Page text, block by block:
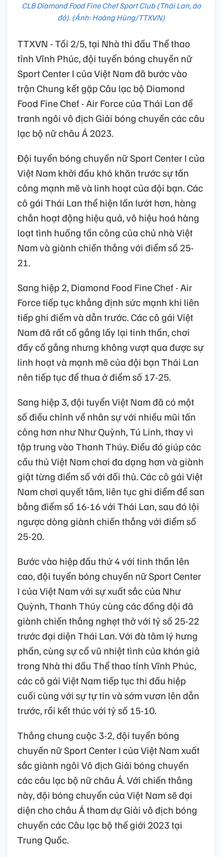
CLB Diamond Food Fine Chef Sport Club (Thái Lan, áo
đỏ). (Ảnh: Hoàng Hùng/TTXVN)
TTXVN - Tối 2/5, tại Nhà thi đấu Thể thao
tỉnh Vĩnh Phúc, đội tuyển bóng chuyền nữ
Sport Center I của Việt Nam đã bước vào
trận Chung kết gặp Câu lạc bộ Diamond
Food Fine Chef - Air Force của Thái Lan để
tranh ngôi vô địch Giải bóng chuyền các câu
lạc bộ nữ châu Á 2023.
Đội tuyển bóng chuyền nữ Sport Center I của
Việt Nam khởi đầu khó khăn trước sự tấn
công mạnh mẽ và linh hoạt của đội bạn. Các
cô gái Thái Lan thể hiện lấn lướt hơn, hàng
chắn hoạt động hiệu quả, vô hiệu hoá hàng
loạt tình huống tấn công của chủ nhà Việt
Nam và giành chiến thắng với điểm số 25-
21.
Sang hiệp 2, Diamond Food Fine Chef - Air
Force tiếp tục khẳng định sức mạnh khi liên
tiếp ghi điểm và dẫn trước. Các cô gái Việt
Nam đã rất cố gắng lấy lại tinh thần, chơi
đầy cố gắng nhưng không vượt qua được sự
linh hoạt và mạnh mẽ của đội bạn Thái Lan
nên tiếp tục để thua ở điểm số 17-25.
Sang hiệp 3, đội tuyển Việt Nam đã có một
số điều chỉnh về nhân sự với nhiều mũi tấn
công hơn như Như Quỳnh, Tú Linh, thay vì
tập trung vào Thanh Thúy. Điều đó giúp các
cầu thủ Việt Nam chơi đa dạng hơn và giành
giật từng điểm số với đối thủ. Các cô gái Việt
Nam chơi quyết tâm, liên tục ghi điểm để san
bằng điểm số 16-16 với Thái Lan, sau đó lội
ngược dòng giành chiến thắng với điểm số
25-20.
Bước vào hiệp đấu thứ 4 với tinh thần lên
cao, đội tuyển bóng chuyền nữ Sport Center
I của Việt Nam với sự xuất sắc của Như
Quỳnh, Thanh Thúy cùng các đồng đội đã
giành chiến thắng nghẹt thở với tỷ số 25-22
trước đại diện Thái Lan. Với đà tâm lý hưng
phấn, cùng sự cổ vũ nhiệt tình của khán giả
trong Nhà thi đấu Thể thao tỉnh Vĩnh Phúc,
các cô gái Việt Nam tiếp tục thi đấu hiệp
cuối cùng với sự tự tin và sớm vươn lên dẫn
trước, rồi kết thúc với tỷ số 15-10.
Thắng chung cuộc 3-2, đội tuyển bóng
chuyền nữ Sport Center I của Việt Nam xuất
sắc giành ngôi Vô địch Giải bóng chuyền
các câu lạc bộ nữ châu Á. Với chiến thắng
này, đội bóng chuyển của Việt Nam sẽ đại
diện cho châu Á tham dự Giải vô địch bóng
chuyền các Câu lạc bộ thế giới 2023 tại
Trung Quốc.